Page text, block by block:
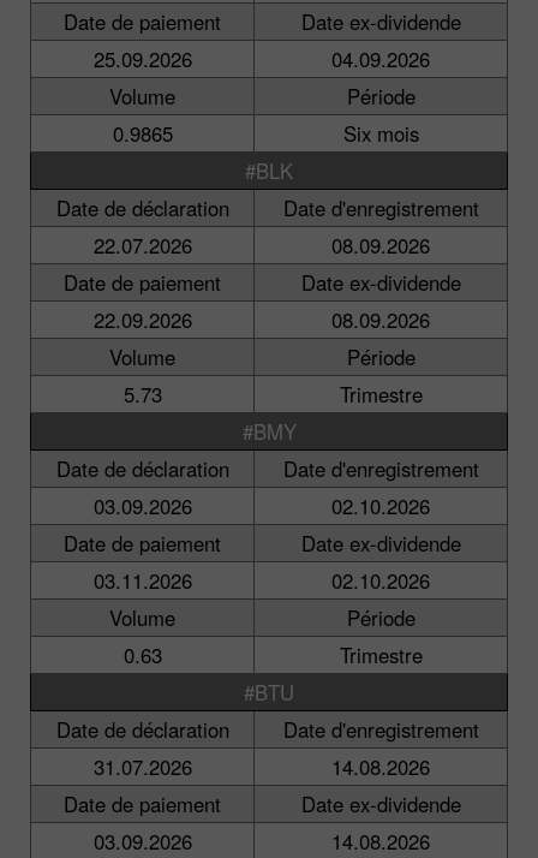
Date de paiement
Date ex-dividende
25.09.2026
04.09.2026
Volume
Période
0.9865
Six mois
#BLK
Date de déclaration
Date d'enregistrement
22.07.2026
08.09.2026
Date de paiement
Date ex-dividende
22.09.2026
08.09.2026
Volume
Période
5.73
Trimestre
#BMY
Date de déclaration
Date d'enregistrement
03.09.2026
02.10.2026
Date de paiement
Date ex-dividende
03.11.2026
02.10.2026
Volume
Période
0.63
Trimestre
#BTU
Date de déclaration
Date d'enregistrement
31.07.2026
14.08.2026
Date de paiement
Date ex-dividende
03.09.2026
14.08.2026